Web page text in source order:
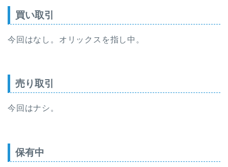
買い取引
今回はなし。オリックスを指し中。
売り取引
今回はナシ。
保有中